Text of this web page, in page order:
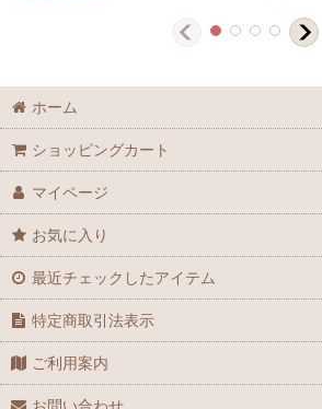
ホーム
ショッピングカート
マイページ
お気に入り
最近チェックしたアイテム
特定商取引法表示
ご利用案内
お問い合わせ